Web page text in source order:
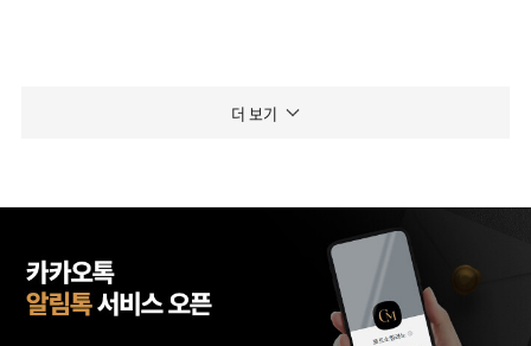
더 보기